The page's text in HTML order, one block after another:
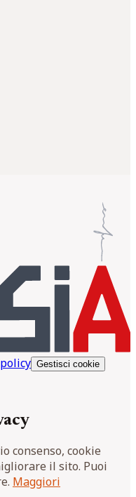
Gestisci cookie
consenso, cookie
il sito. Puoi
Maggiori